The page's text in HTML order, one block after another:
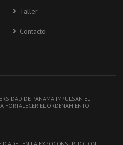
Taller
Contacto
DE PANAMÁ IMPULSAN EL
FORTALECER EL ORDENAMIENTO
ICADEL EN LA EXPOCONSTRUCCION